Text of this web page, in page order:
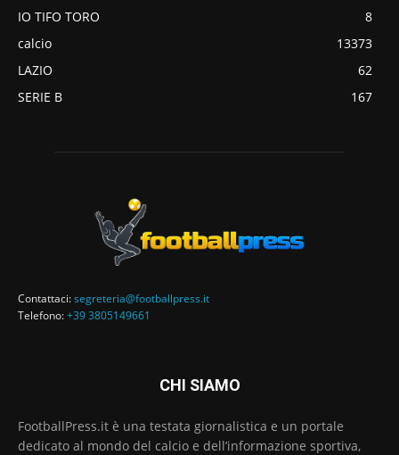
IO TIFO TORO
8
calcio
13373
LAZIO
62
SERIE B
167
Contattaci:segreteria@footballpress.it
Telefono:+39 3805149661
CHI SIAMO
FootballPress.it è una testata giornalistica e un portale
dedicato al mondo del calcio e dell’informazione sportiva,